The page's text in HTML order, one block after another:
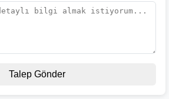
Talep Gönder